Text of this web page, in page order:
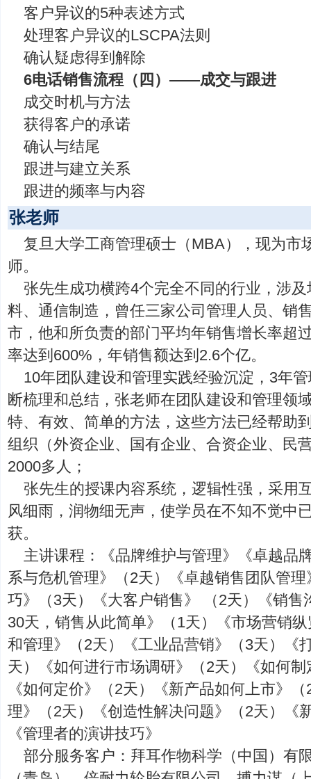
客户异议的5种表述方式
处理客户异议的LSCPA法则
确认疑虑得到解除
6电话销售流程（四）——成交与跟进
成交时机与方法
获得客户的承诺
确认与结尾
跟进与建立关系
跟进的频率与内容
张老师
复旦大学工商管理硕士（MBA），现为市
师。
张先生成功横跨4个完全不同的行业，涉
料、通信制造，曾任三家公司管理人员、销
市，他和所负责的部门平均年销售增长率超
率达到600%，年销售额达到2.6个亿。
10年团队建设和管理实践经验沉淀，3年
断梳理和总结，张老师在团队建设和管理领
特、有效、简单的方法，这些方法已经帮助
组织（外资企业、国有企业、合资企业、民
2000多人；
张先生的授课内容系统，逻辑性强，采用
风细雨，润物细无声，使学员在不知不觉中
获。
主讲课程：《品牌维护与管理》《卓越品
系与危机管理》（2天）《卓越销售团队管
巧》（3天）《大客户销售》 （2天）《销售
30天，销售从此简单》（1天）《市场营销
和管理》（2天）《工业品营销》（3天）《
天）《如何进行市场调研》（2天）《如何
《如何定价》（2天）《新产品如何上市》
理》（2天）《创造性解决问题》（2天）《
《管理者的演讲技巧》
部分服务客户：拜耳作物科学（中国）有